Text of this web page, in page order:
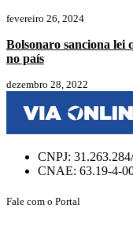
fevereiro 26, 2024
Bolsonaro sanciona lei
no país
dezembro 28, 2022
CNPJ:
CNAE: 63.19-4-
Fale com o Portal